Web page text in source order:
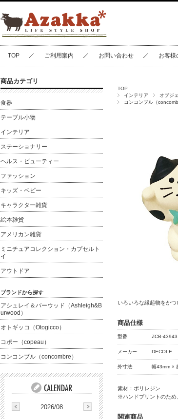
TOP ご利用案内 お問い合わせ お客様
TOP
インテリア
オブジェ
コンコンブル（
いろいろな縁起物をかつ
商品仕様
型番: ZCB-43943
メーカー: DECOLE
外寸法: 幅43mm ×
素材：ポリレジン
※ハンドプリントのため
関連商品
商品カテゴリ
食器
テーブル小物
インテリア
ステーショナリー
ヘルス・ビューティー
ファッション
キッズ・ベビー
キャラクター雑貨
絵本雑貨
アメリカン雑貨
ミニチュアコレクション・カプセルト
イ
アウトドア
ブランドから探す
アシュレイ＆バーウッド（Ashleigh&B
urwood）
オトギッコ（Otogicco）
コポー（copeau）
コンコンブル（concombre）
2026/08